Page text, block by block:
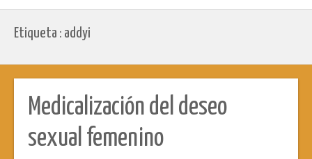
Etiqueta : addyi
Medicalización del deseo
sexual femenino